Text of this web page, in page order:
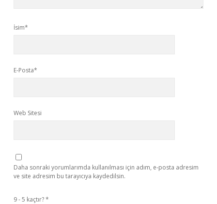
İsim*
E-Posta*
Web Sitesi
Daha sonraki yorumlarımda kullanılması için adım, e-posta adresim
ve site adresim bu tarayıcıya kaydedilsin.
9 - 5 kaçtır?*